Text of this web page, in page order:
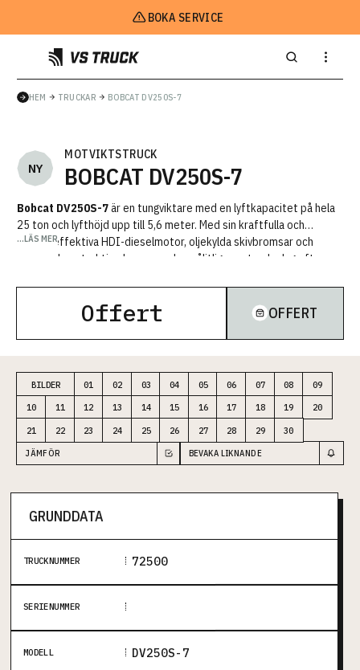
BOKA SERVICE
HEM TRUCKAR BOBCAT DV250S-7
NY
MOTVIKTSTRUCK
BOBCAT DV250S-7
Bobcat DV250S-7är en tungviktare med en lyftkapacitet på hela
25 ton och lyfthöjd upp till 5,6 meter. Med sin kraftfulla och
bränsleeffektiva HDI-dieselmotor, oljekylda skivbromsar och
robusta konstruktion levererar den pålitlig prestanda dag efter
säkert. Tack vare långa serviceintervall och slitstarka komponenter
erbjuder DV250S-7 marknadens lägsta TCO.
Bäst av allt? Din nya
Bobcat DV250S-7 kommer med en 5-årig garanti som följer
med trucken vid en vidareförsäljning.
Offert OFFERT
OFFERT
JÄMFÖR BEVAKA LIKNANDE
GRUNDDATA
TRUCKNUMMER 72500
SERIENUMMER
MODELL DV250S-7